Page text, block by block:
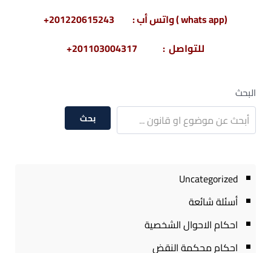
(whats app ) واتس أب : 201220615243+
للتواصل : 201103004317+
البحث
بحث
Uncategorized
أسئلة شائعة
احكام الاحوال الشخصية
احكام محكمة النقض